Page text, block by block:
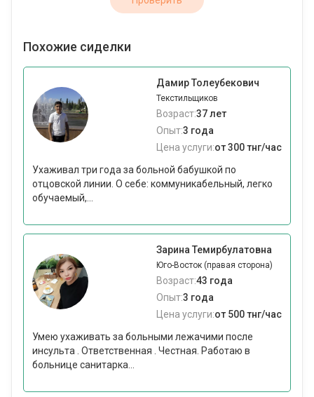
Похожие сиделки
Дамир Толеубекович
Текстильщиков
Возраст:37 лет
Опыт:3 года
Цена услуги:от 300 тнг/час
Ухаживал три года за больной бабушкой по
отцовской линии. О себе: коммуникабельный, легко
обучаемый,...
Зарина Темирбулатовна
Юго-Восток (правая сторона)
Возраст:43 года
Опыт:3 года
Цена услуги:от 500 тнг/час
Умею ухаживать за больными лежачими после
инсульта . Ответственная . Честная. Работаю в
больнице санитарка...